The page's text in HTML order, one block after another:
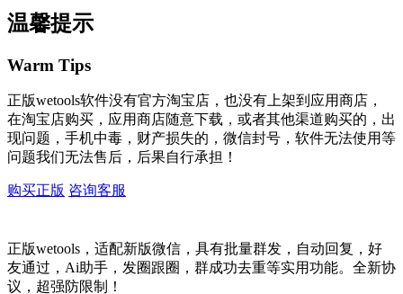
温馨提示
Warm Tips
正版wetools软件没有官方淘宝店，也没有上架到应用商店，
在淘宝店购买，应用商店随意下载，或者其他渠道购买的，出
现问题，手机中毒，财产损失的，微信封号，软件无法使用等
问题我们无法售后，后果自行承担！
购买正版 咨询客服
正版wetools，适配新版微信，具有批量群发，自动回复，好
友通过，Ai助手，发圈跟圈，群成功去重等实用功能。全新协
议，超强防限制！